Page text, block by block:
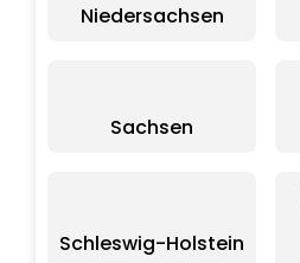
Niedersachsen
Sachsen
Schleswig-Holstein